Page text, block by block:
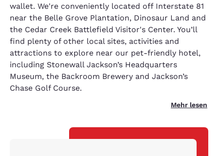
wallet. We're conveniently located off Interstate 81
near the Belle Grove Plantation, Dinosaur Land and
the Cedar Creek Battlefield Visitor's Center. You’ll
find plenty of other local sites, activities and
attractions to explore near our pet-friendly hotel,
including Stonewall Jackson’s Headquarters
Museum, the Backroom Brewery and Jackson’s
Chase Golf Course.
Mehr lesen